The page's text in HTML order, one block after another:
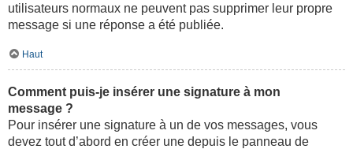
utilisateurs normaux ne peuvent pas supprimer leur propre
message si une réponse a été publiée.
Haut
Comment puis-je insérer une signature à mon
message ?
Pour insérer une signature à un de vos messages, vous
devez tout d’abord en créer une depuis le panneau de